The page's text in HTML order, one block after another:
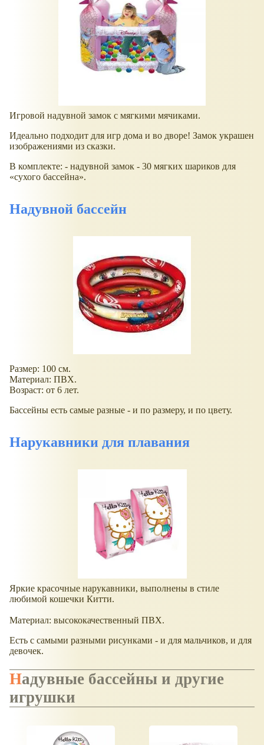
Игровой надувной замок с мягкими мячиками.
Идеально подходит для игр дома и во дворе! Замок украшен
изображениями из сказки.
В комплекте: - надувной замок - 30 мягких шариков для
сухого бассейна .
Надувной бассейн
Размер: 100 см.
Материал: ПВХ.
Возраст: от 6 лет.
Бассейны есть самые разные - и по размеру, и по цвету.
Нарукавники для плавания
Яркие красочные нарукавники, выполнены в стиле
любимой кошечки Китти.
Материал: высококачественный ПВХ.
Есть с самыми разными рисунками - и для мальчиков, и для
девочек.
Надувные бассейны и другие
игрушки